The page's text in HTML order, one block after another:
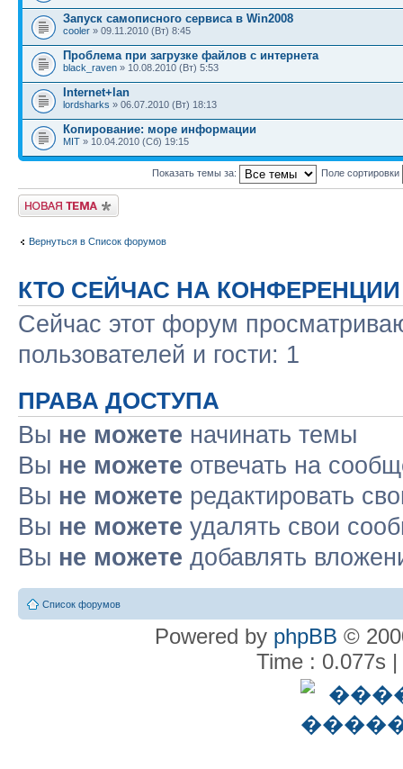
Запуск самописного сервиса в Win2008
cooler » 09.11.2010 (Вт) 8:45
Проблема при загрузке файлов с интернета
black_raven » 10.08.2010 (Вт) 5:53
Internet+lan
lordsharks » 06.07.2010 (Вт) 18:13
Копирование: море информации
MIT » 10.04.2010 (Сб) 19:15
Показать темы за: Поле сортировки
Новая тема
Вернуться в Список форумов
КТО СЕЙЧАС НА КОНФЕРЕНЦИИ
Сейчас этот форум
пользователей и гости: 1
ПРАВА ДОСТУПА
Вы не можете начинать темы
Вы не можете отвечать на
Вы не можете редактировать
Вы не можете удалять свои
Вы не можете добавлять
Список форумов
Powered by phpBB ©
Time : 0.077s